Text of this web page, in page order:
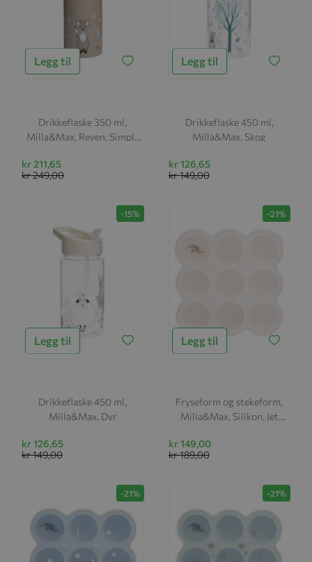
Legg til
Drikkeflaske 350 ml,
Milla&Max, Reven, Simply
kr 211,65
kr 249,00
Legg til
Drikkeflaske 450 ml,
Milla&Max, Skog
kr 126,65
kr 149,00
-15%
Legg til
Drikkeflaske 450 ml,
Milla&Max, Dyr
kr 126,65
kr 149,00
-21%
Legg til
Fryseform og stekeform,
Milla&Max, Silikon, Jet
kr 149,00
kr 189,00
-21% -21%